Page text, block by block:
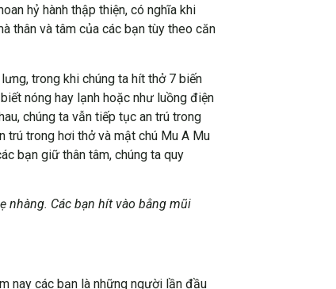
hỷ hành thập thiện, có nghĩa khi
thân và tâm của các bạn tùy theo căn
trong khi chúng ta hít thở 7 biến
nóng hay lạnh hoặc như luồng điện
chúng ta vẫn tiếp tục an trú trong
trú trong hơi thở và mật chú Mu A Mu
bạn giữ thân tâm, chúng ta quy
nhàng. Các bạn hít vào bằng mũi
nay các bạn là những người lần đầu